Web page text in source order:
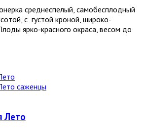
среднеспелый, самобесплодный
с густой кроной, широко-
ярко-красного окраса, весом до
Лето